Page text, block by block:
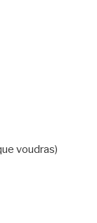
voudras)